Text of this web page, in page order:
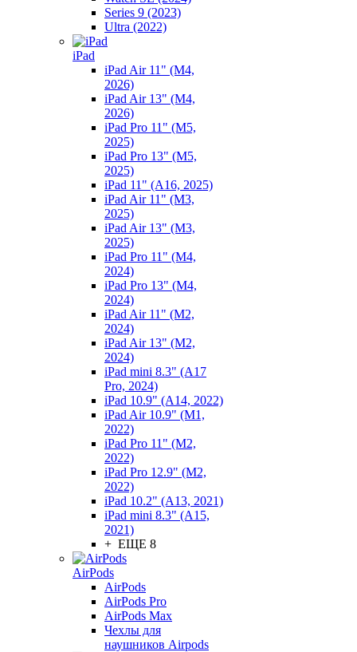
Series 9 (2023)
Ultra (2022)
iPad
iPad Air 11" (M4,
2026)
iPad Air 13" (M4,
2026)
iPad Pro 11" (M5,
2025)
iPad Pro 13" (M5,
2025)
iPad 11" (A16, 2025)
iPad Air 11" (M3,
2025)
iPad Air 13" (M3,
2025)
iPad Pro 11" (M4,
2024)
iPad Pro 13" (M4,
2024)
iPad Air 11" (M2,
2024)
iPad Air 13" (M2,
2024)
iPad mini 8.3" (A17
Pro, 2024)
iPad 10.9" (A14, 2022)
iPad Air 10.9" (M1,
2022)
iPad Pro 11" (M2,
2022)
iPad Pro 12.9" (M2,
2022)
iPad 10.2" (A13, 2021)
iPad mini 8.3" (A15,
2021)
+ ЕЩЕ 8
AirPods
AirPods
AirPods Pro
AirPods Max
Чехлы для
наушников Airpods